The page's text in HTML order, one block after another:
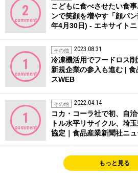
2
comment
こどもに食べさせたい食
ンで笑顔を増やす「顔パ
年4月30日) - エキサイト
1
comment
その他 2023.08.31
冷凍機活用でフードロス削
新規企業の参入も進む |
スWEB
1
comment
その他 2022.04.14
コカ・コーラ社で初、自
トル水平リサイクル、埼
協定｜食品産業新聞社ニ
もっと見る